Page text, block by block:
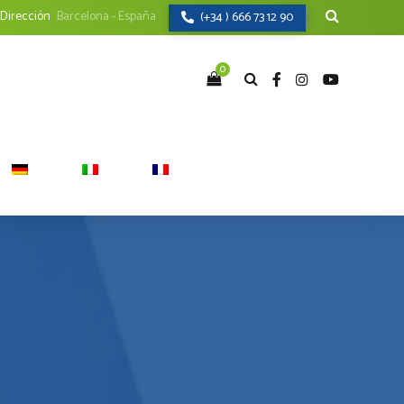
Dirección Barcelona - España (+34 ) 666 73 12 90
0